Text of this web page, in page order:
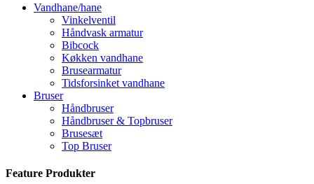
Vandhane/hane
Vinkelventil
Håndvask armatur
Bibcock
Køkken vandhane
Brusearmatur
Tidsforsinket vandhane
Bruser
Håndbruser
Håndbruser & Topbruser
Brusesæt
Top Bruser
Feature Produkter